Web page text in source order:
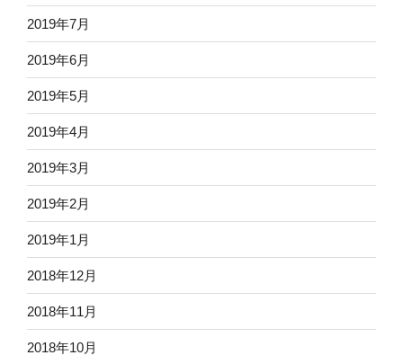
2019年7月
2019年6月
2019年5月
2019年4月
2019年3月
2019年2月
2019年1月
2018年12月
2018年11月
2018年10月